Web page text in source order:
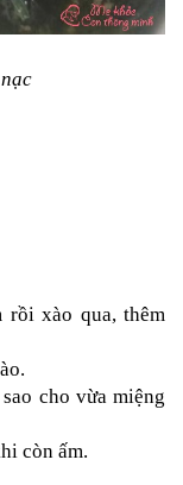
xào qua, thêm
cho vừa miệng
còn ấm.